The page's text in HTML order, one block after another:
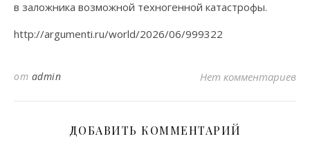
в заложника возможной техногенной катастрофы.
http://argumenti.ru/world/2026/06/999322
от admin Нет комментариев
ДОБАВИТЬ КОММЕНТАРИЙ